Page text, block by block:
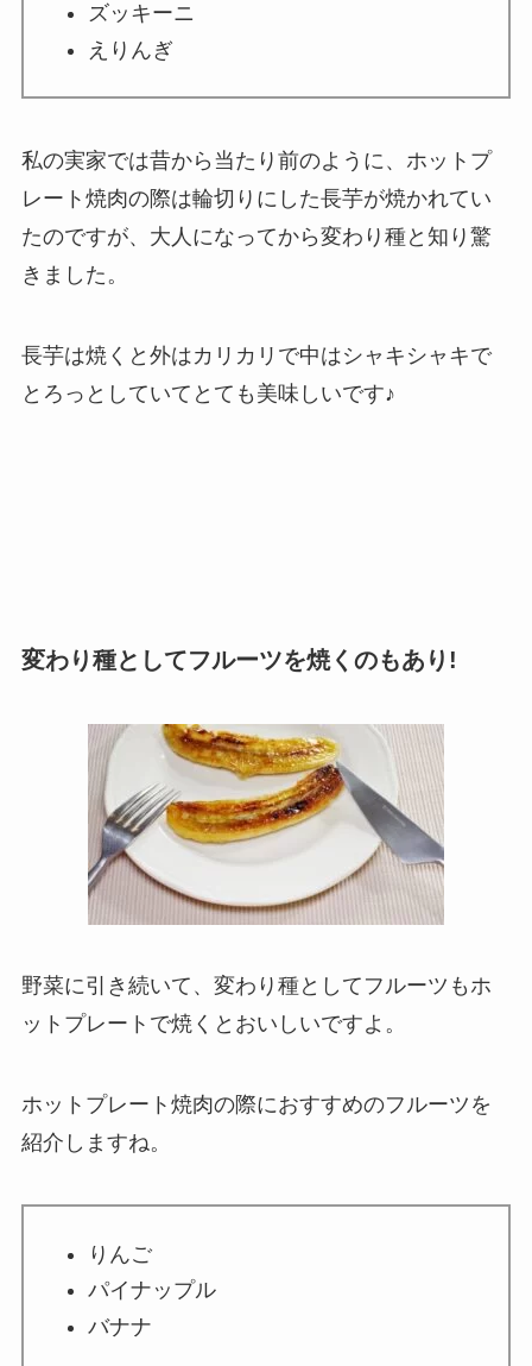
ズッキーニ
えりんぎ
私の実家では昔から当たり前のように、ホットプ
レート焼肉の際は輪切りにした長芋が焼かれてい
たのですが、大人になってから変わり種と知り驚
きました。
長芋は焼くと外はカリカリで中はシャキシャキで
とろっとしていてとても美味しいです♪
変わり種としてフルーツを焼くのもあり!
野菜に引き続いて、変わり種としてフルーツもホ
ットプレートで焼くとおいしいですよ。
ホットプレート焼肉の際におすすめのフルーツを
紹介しますね。
りんご
パイナップル
バナナ